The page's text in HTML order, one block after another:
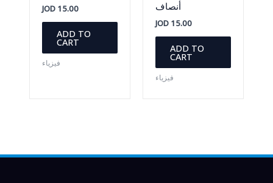
JOD15.00
ADD TO
CART
فيزياء
أنصاف
JOD 15.00
ADD TO
CART
فيزياء